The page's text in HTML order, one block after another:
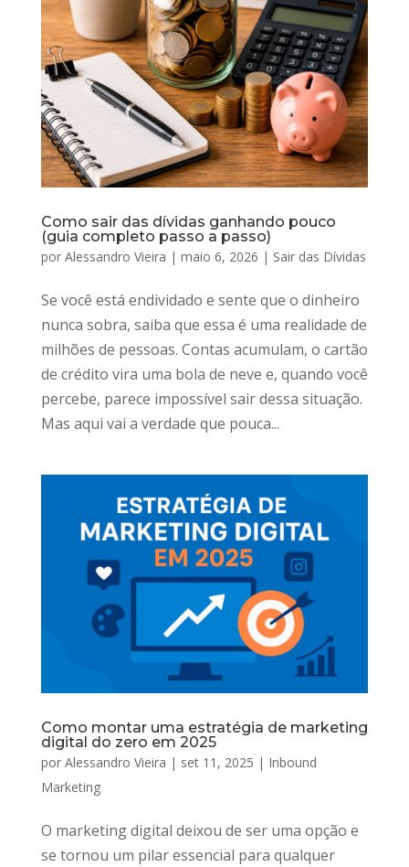
Como sair das dívidas ganhando pouco
(guia completo passo a passo)
por Alessandro Vieira | maio 6, 2026 | Sair das Dívidas
Se você está endividado e sente que o dinheiro
nunca sobra, saiba que essa é uma realidade de
milhões de pessoas. Contas acumulam, o cartão
de crédito vira uma bola de neve e, quando você
percebe, parece impossível sair dessa situação.
Mas aqui vai a verdade que pouca...
Como montar uma estratégia de marketing
digital do zero em 2025
por Alessandro Vieira | set 11, 2025 | Inbound
Marketing
O marketing digital deixou de ser uma opção e
se tornou um pilar essencial para qualquer